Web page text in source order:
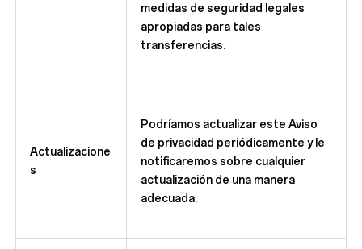
medidas de seguridad legales
apropiadas para tales
transferencias.
Actualizacione
s
Podríamos actualizar este Aviso
de privacidad periódicamente y le
notificaremos sobre cualquier
actualización de una manera
adecuada.